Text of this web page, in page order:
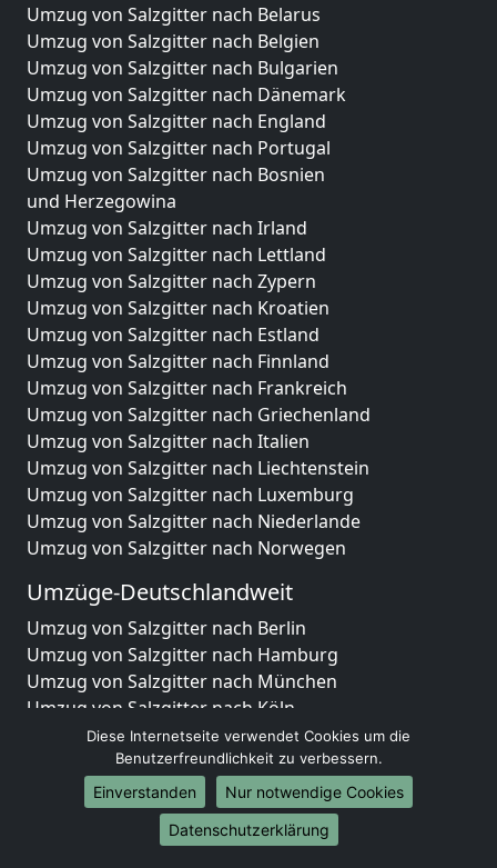
Umzug von Salzgitter nach Belarus
Umzug von Salzgitter nach Belgien
Umzug von Salzgitter nach Bulgarien
Umzug von Salzgitter nach Dänemark
Umzug von Salzgitter nach England
Umzug von Salzgitter nach Portugal
Umzug von Salzgitter nach Bosnien
und Herzegowina
Umzug von Salzgitter nach Irland
Umzug von Salzgitter nach Lettland
Umzug von Salzgitter nach Zypern
Umzug von Salzgitter nach Kroatien
Umzug von Salzgitter nach Estland
Umzug von Salzgitter nach Finnland
Umzug von Salzgitter nach Frankreich
Umzug von Salzgitter nach Griechenland
Umzug von Salzgitter nach Italien
Umzug von Salzgitter nach Liechtenstein
Umzug von Salzgitter nach Luxemburg
Umzug von Salzgitter nach Niederlande
Umzug von Salzgitter nach Norwegen
Umzüge-Deutschlandweit
Umzug von Salzgitter nach Berlin
Umzug von Salzgitter nach Hamburg
Umzug von Salzgitter nach München
Umzug von Salzgitter nach Köln
Umzug von Salzgitter nach Frankfurt am Main
Umzug von Salzgitter nach Stuttgart
Umzug von Salzgitter nach Düsseldorf
Umzug von Salzgitter nach Leipzig
Umzug von Salzgitter nach Dortmund
Diese Internetseite verwendet Cookies um die
Benutzerfreundlichkeit zu verbessern.
Einverstanden
Nur notwendige Cookies
Datenschutzerklärung